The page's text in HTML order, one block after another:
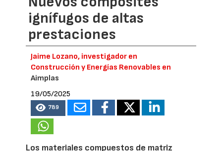
ignífugos de altas
prestaciones
Jaime Lozano, investigador en
Construcción y Energías Renovables en
Aimplas
19/05/2025
789
Los materiales compuestos de matriz